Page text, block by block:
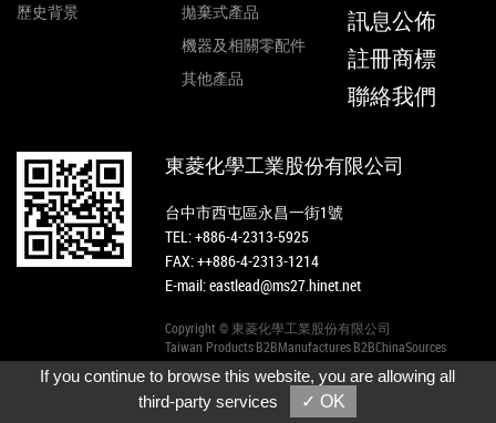
歷史背景
拋棄式產品
機器及相關零配件
其他產品
訊息公佈
註冊商標
聯絡我們
東菱化學工業股份有限公司
台中市西屯區永昌一街1號
TEL:+886-4-2313-5925
FAX: ++886-4-2313-1214
E-mail:eastlead@ms27.hinet.net
Copyright © 東菱化學工業股份有限公司
Taiwan ProductsB2BManufacturesB2BChinaSources
If you continue to browse this website, you are allowing all
third-party services
✓ OK